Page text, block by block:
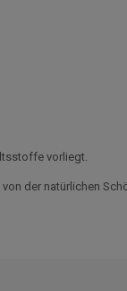
vorliegt.
der natürlichen